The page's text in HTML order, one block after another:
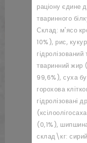
раціону єдине
тваринного
Склад: м'ясо
10%), рис,
тваринний жир
99,6%), суха
горохова
гідролізовані
(0,1%),
склад\кг: